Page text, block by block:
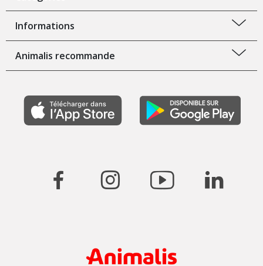
Informations
Animalis recommande